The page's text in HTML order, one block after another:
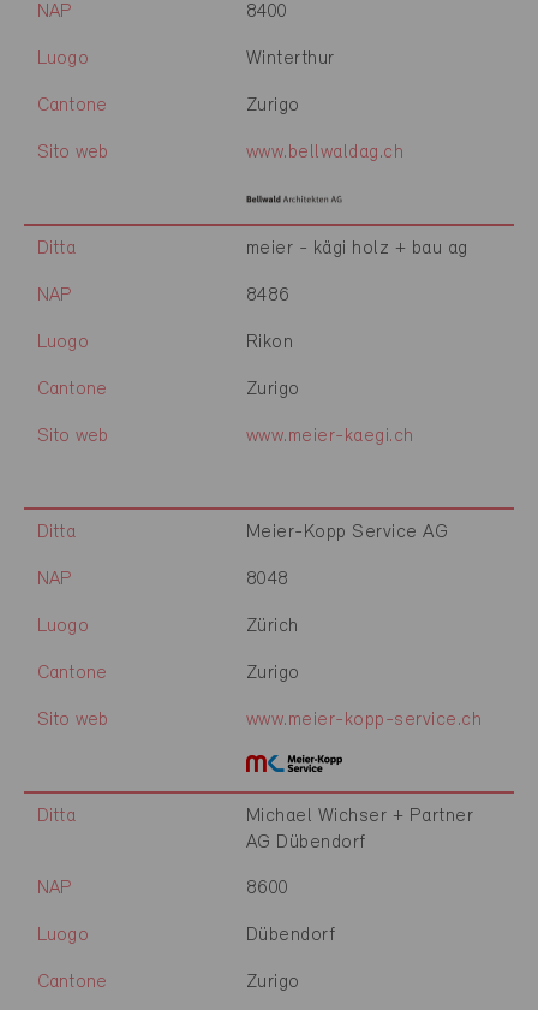
NAP 8400
Luogo Winterthur
Cantone Zurigo
Sito web www.bellwaldag.ch
Ditta meier - kägi holz + bau ag
NAP 8486
Luogo Rikon
Cantone Zurigo
Sito web www.meier-kaegi.ch
Ditta Meier-Kopp Service AG
NAP 8048
Luogo Zürich
Cantone Zurigo
Sito web www.meier-kopp-service.ch
Ditta
Michael Wichser + Partner
AG Dübendorf
NAP 8600
Luogo Dübendorf
Cantone Zurigo